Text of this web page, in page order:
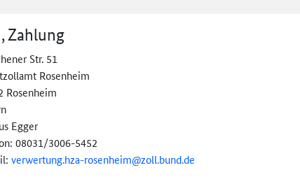
Zahlung
Str. 51
Rosenheim
Rosenheim
Egger
08031/3006-5452
verwertung.hza-rosenheim@zoll.bund.de